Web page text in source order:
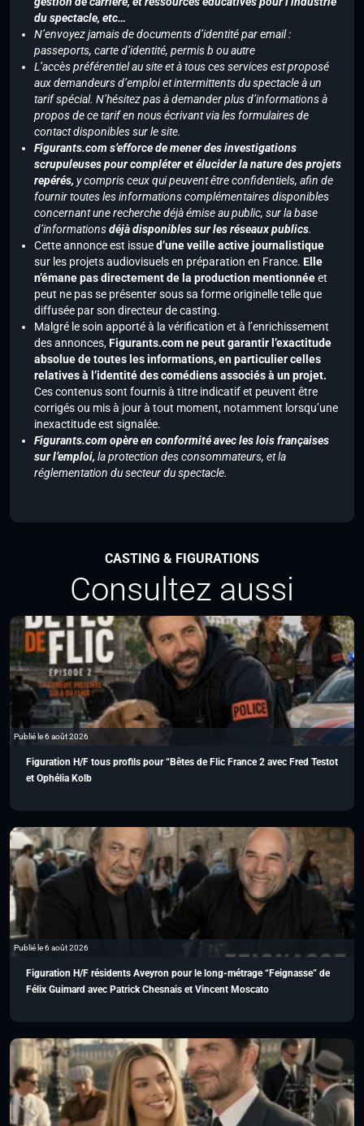
du spectacle, etc…
N’envoyez jamais de documents d’identité par email :
passeports, carte d’identité, permis b ou autre
L’accès préférentiel au site et à tous ces services est proposé
aux demandeurs d’emploi et intermittents du spectacle à un
tarif spécial. N’hésitez pas à demander plus d’informations à
propos de ce tarif en nous écrivant via les formulaires de
contact disponibles sur le site.
Figurants.com s’efforce de mener des investigations
scrupuleuses pour compléter et élucider la nature des projets
repérés, y compris ceux qui peuvent être confidentiels, afin de
fournir toutes les informations complémentaires disponibles
concernant une recherche déjà émise au public, sur la base
d’informationsdéjà disponibles sur les réseaux publics.
Cette annonce est issued’une veille active journalistique
sur les projets audiovisuels en préparation en France. Elle
n’émane pas directement de la production mentionnéeet
peut ne pas se présenter sous sa forme originelle telle que
diffusée par son directeur de casting.
Malgré le soin apporté à la vérification et à l’enrichissement
des annonces,Figurants.com ne peut garantir l’exactitude
absolue de toutes les informations, en particulier celles
relatives à l’identité des comédiens associés à un projet.
Ces contenus sont fournis à titre indicatif et peuvent être
corrigés ou mis à jour à tout moment, notamment lorsqu’une
inexactitude est signalée.
Figurants.com opère en conformité avec les lois françaises
sur l’emploi, la protection des consommateurs, et la
réglementation du secteur du spectacle.
CASTING & FIGURATIONS
Consultez aussi
Publié le 6 août 2026
Figuration H/F tous profils pour “Bêtes de Flic France 2 avec Fred Testot
et Ophélia Kolb
Publié le 6 août 2026
Figuration H/F résidents Aveyron pour le long-métrage “Feignasse” de
Félix Guimard avec Patrick Chesnais et Vincent Moscato